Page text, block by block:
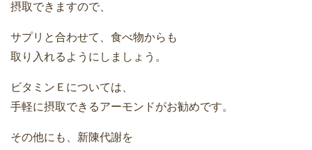
摂取できますので、
サプリと合わせて、食べ物からも
取り入れるようにしましょう。
ビタミンＥについては、
手軽に摂取できるアーモンドがお勧めです。
その他にも、新陳代謝を